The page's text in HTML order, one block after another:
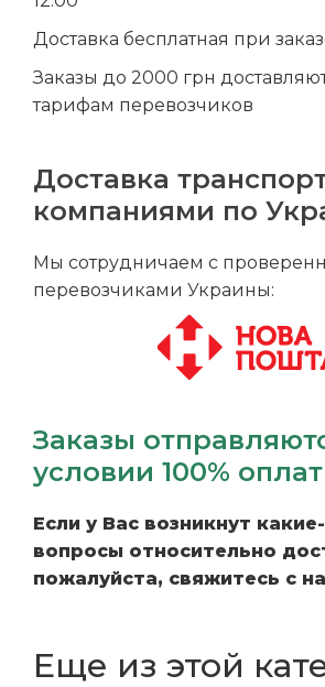
Доставка бесплатная при
Заказы до 2000 грн
тарифам перевозчиков
Доставка
компаниями по
Мы сотрудничаем с
перевозчиками Украины:
Заказы
условии 100%
Если у Вас возникнут
вопросы относительно
пожалуйста, свяжитесь с
Еще из этой